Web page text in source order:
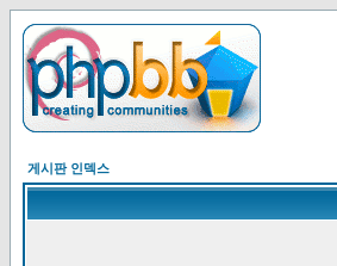
게시판 인덱스